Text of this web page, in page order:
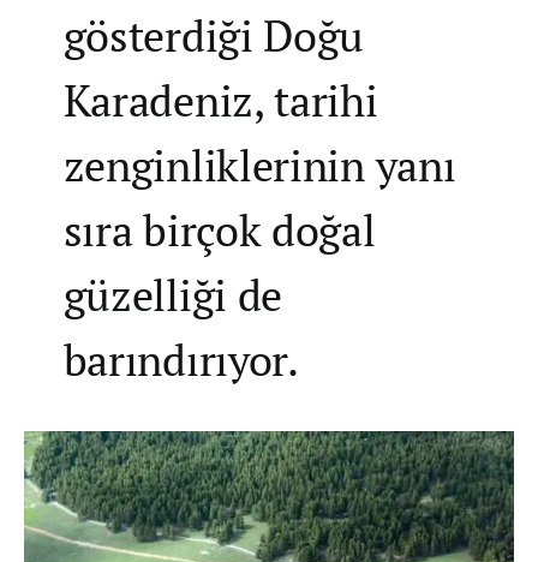
gösterdiği Doğu
Karadeniz, tarihi
zenginliklerinin yanı
sıra birçok doğal
güzelliği de
barındırıyor.